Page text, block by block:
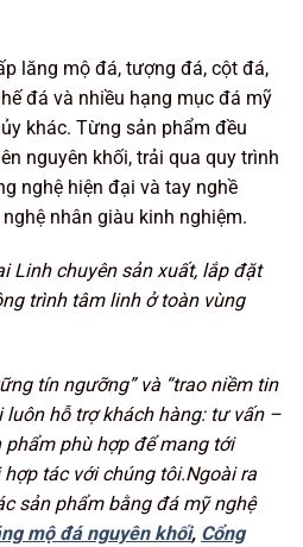
lăng mộ đá, tượng đá, cột đá,
đá và nhiều hạng mục đá mỹ
khác. Từng sản phẩm đều
nguyên khối, trải qua quy trình
nghệ hiện đại và tay nghề
nhân giàu kinh nghiệm.
Linh chuyên sản xuất, lắp đặt
trình tâm linh ở toàn vùng
tín ngưỡng” và “trao niềm tin
luôn hỗ trợ khách hàng: tư vấn –
phù hợp để mang tới
tác với chúng tôi.Ngoài ra
sản phẩm bằng đá mỹ nghệ
mộ đá nguyên khối, Cổng